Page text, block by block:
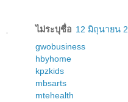
ไม่ระบุชื่อ 12 มิถุนายน
gwobusiness
hbyhome
kpzkids
mbsarts
mtehealth